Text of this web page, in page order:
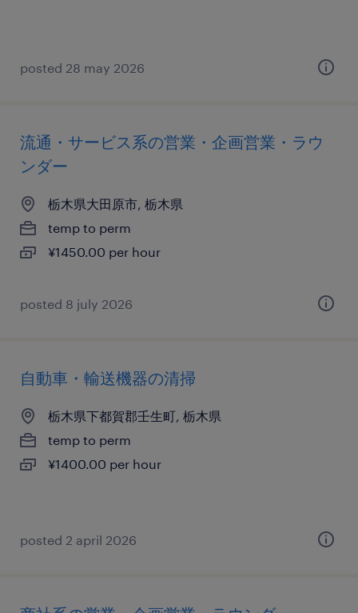
posted 28 may 2026
流通・サービス系の営業・企画営業・ラウ
ンダー
栃木県大田原市, 栃木県
temp to perm
¥1450.00 per hour
posted 8 july 2026
自動車・輸送機器の清掃
栃木県下都賀郡壬生町, 栃木県
temp to perm
¥1400.00 per hour
posted 2 april 2026